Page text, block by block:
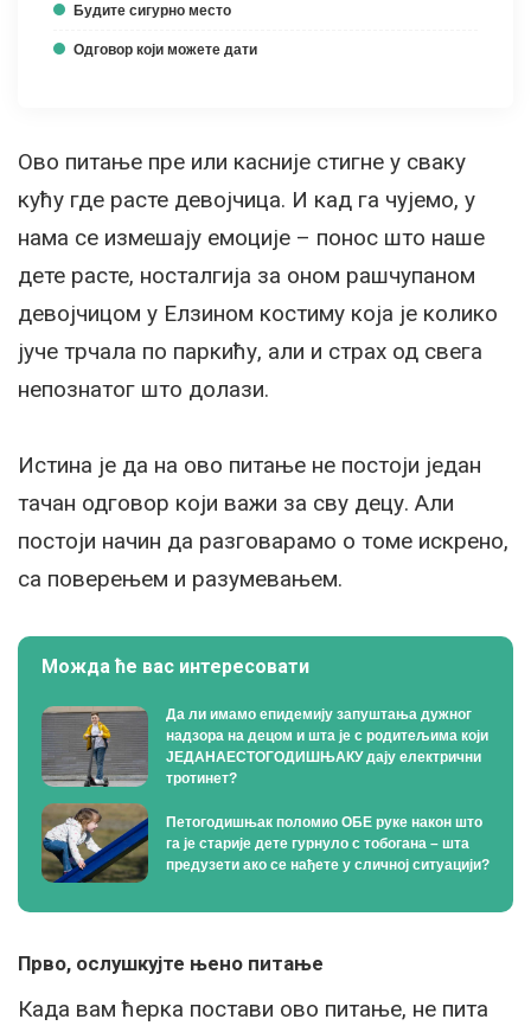
Будите сигурно место
Одговор који можете дати
Ово питање пре или касније стигне у сваку
кућу где расте девојчица. И кад га чујемо, у
нама се измешају емоције – понос што наше
дете расте, носталгија за оном рашчупаном
девојчицом у Елзином костиму која је колико
јуче трчала по паркићу, али и страх од свега
непознатог што долази.
Истина је да на ово питање не постоји један
тачан одговор који важи за сву децу. Али
постоји начин да разговарамо о томе искрено,
са поверењем и разумевањем.
Можда ће вас интересовати
Да ли имамо епидемију запуштања дужног
надзора на децом и шта је с родитељима који
ЈЕДАНАЕСТОГОДИШЊАКУ дају електрични
тротинет?
Петогодишњак поломио ОБЕ руке након што
га је старије дете гурнуло с тобогана – шта
предузети ако се нађете у сличној ситуацији?
Прво, ослушкујте њено питање
Када вам ћерка постави ово питање, не пита